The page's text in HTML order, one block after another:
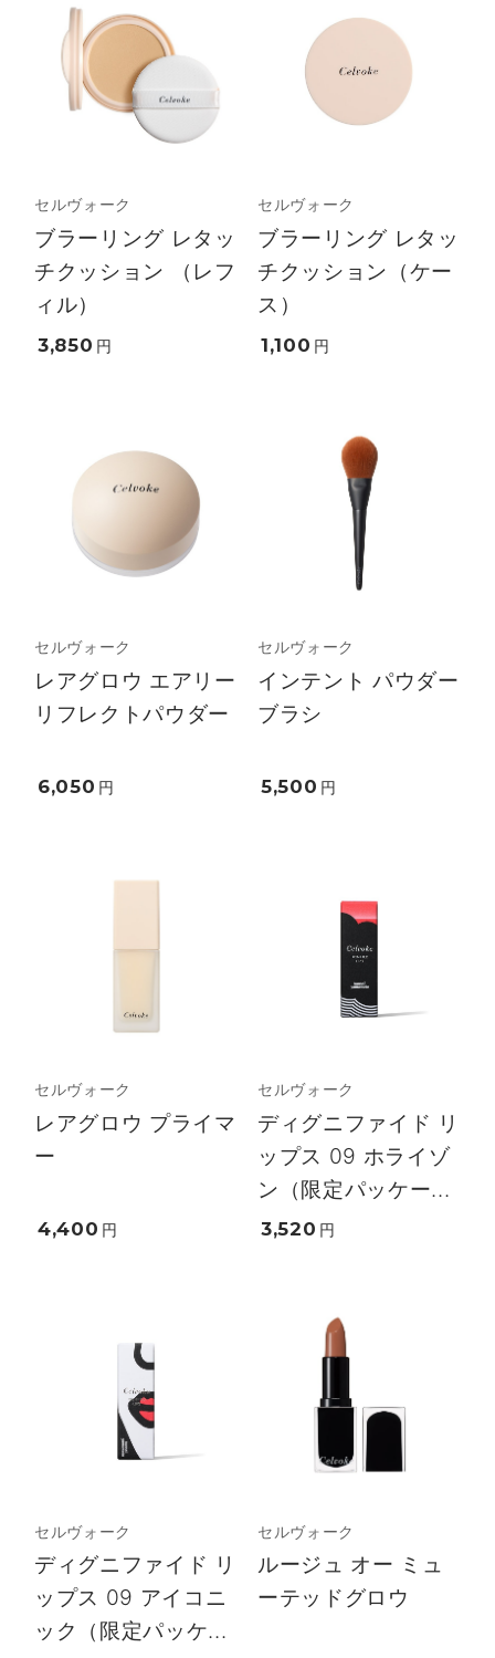
セルヴォーク
ブラーリング レタッ
チクッション （レフ
ィル）
3,850 円
セルヴォーク
ブラーリング レタッ
チクッション（ケー
ス）
1,100 円
セルヴォーク
レアグロウ エアリー
リフレクトパウダー
6,050 円
セルヴォーク
インテント パウダー
ブラシ
5,500 円
セルヴォーク
レアグロウ プライマ
ー
4,400 円
セルヴォーク
ディグニファイド リ
ップス 09 ホライゾ
ン（限定パッケー...
3,520 円
セルヴォーク
ディグニファイド リ
ップス 09 アイコニ
ック（限定パッケ...
セルヴォーク
ルージュ オー ミュ
ーテッドグロウ